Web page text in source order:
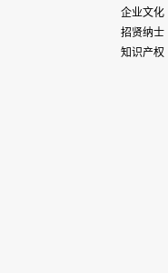
企业文化
招贤纳士
知识产权